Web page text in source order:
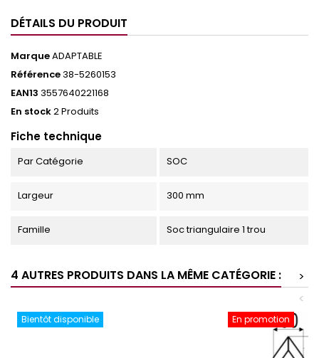
DÉTAILS DU PRODUIT
MarqueADAPTABLE
Référence38-5260153
EAN13 3557640221168
En stock2 Produits
Fiche technique
Par Catégorie SOC
Largeur 300 mm
Famille Soc triangulaire 1 trou
4 AUTRES PRODUITS DANS LA MÊME CATÉGORIE :
>
<
Bientôt disponible En promotion